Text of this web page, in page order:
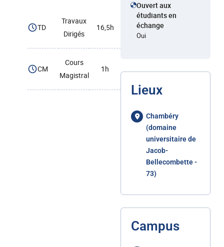
TD
Travaux
Dirigés
16,5h
CM
Cours
Magistral
1h
Ouvert aux
étudiants en
échange
Oui
Lieux
Chambéry
(domaine
universitaire de
Jacob-
Bellecombette -
73)
Campus